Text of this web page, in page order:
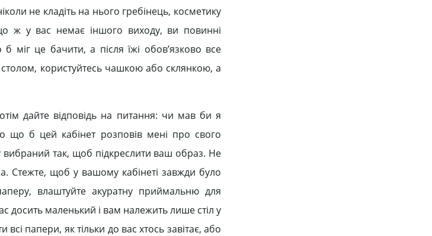
не кладіть на нього гребінець, косметику
ж у вас немає іншого виходу, ви повинні
б міг це бачити, а після їжі обов’язково все
користуйтесь чашкою або склянкою, а
дайте відповідь на питання: чи мав би я
що б цей кабінет розповів мені про свого
так, щоб підкреслити ваш образ. Не
Стежте, щоб у вашому кабінеті завжди було
влаштуйте акуратну приймальню для
досить маленький і вам належить лише стіл у
папери, як тільки до вас хтось завітає, або